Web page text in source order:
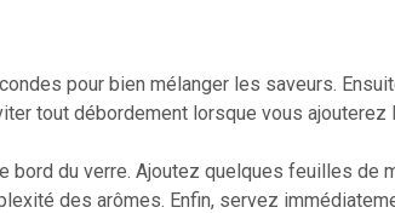
pour bien mélanger les saveurs.
tout débordement lorsque vous ajouterez
bord du verre. Ajoutez quelques feuilles de
des arômes. Enfin, servez